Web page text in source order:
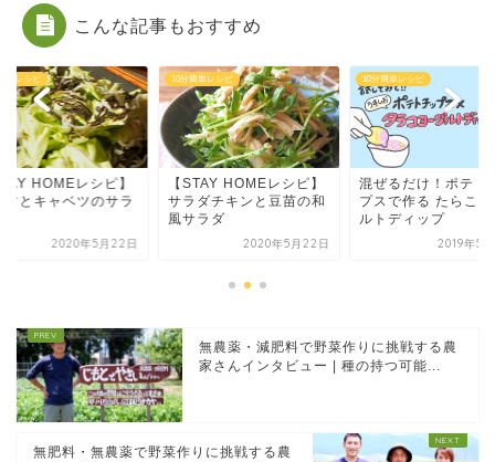
こんな記事もおすすめ
単レシピ
HOMEレシピ】
すとキャベツのサラ
2020年5月22日
10分簡単レシピ
【STAY HOMEレシピ】
サラダチキンと豆苗の和
風サラダ
2020年5月22日
10分簡単レシピ
混ぜるだけ！ポテト
プスで作る たらこ
ルトディップ
2019年5
無農薬・減肥料で野菜作りに挑戦する農
家さんインタビュー | 種の持つ可能...
無肥料・無農薬で野菜作りに挑戦する農